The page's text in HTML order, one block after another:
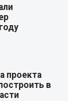
проекта
в